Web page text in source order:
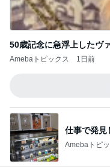
50歳記念に急浮上したヴ
Amebaトピックス 1日前
仕事で発見
Amebaトピ